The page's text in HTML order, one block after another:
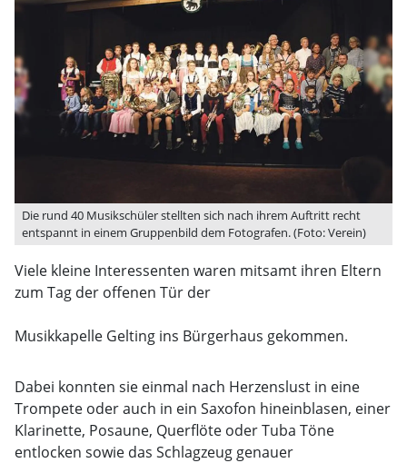
Die rund 40 Musikschüler stellten sich nach ihrem Auftritt recht
entspannt in einem Gruppenbild dem Fotografen. (Foto: Verein)
Viele kleine Interessenten waren mitsamt ihren Eltern
zum Tag der offenen Tür der
Musikkapelle Gelting ins Bürgerhaus gekommen.
Dabei konnten sie einmal nach Herzenslust in eine
Trompete oder auch in ein Saxofon hineinblasen, einer
Klarinette, Posaune, Querflöte oder Tuba Töne
entlocken sowie das Schlagzeug genauer